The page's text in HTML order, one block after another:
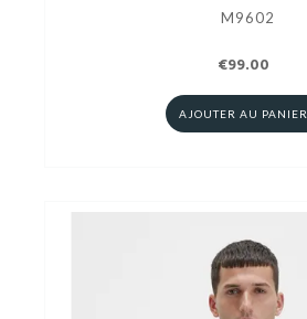
M9602
€99.00
AJOUTER AU PANIER